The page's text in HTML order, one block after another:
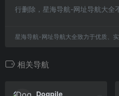
行删除，星海导航-网址导航大全
星海导航-网址导航大全致力于优质、
相关导航
Dogpile